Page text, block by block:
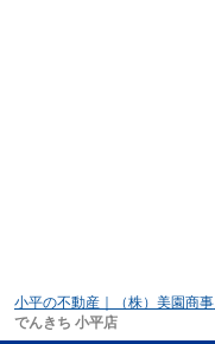
小平の不動産｜（株）美園商事
でんきち 小平店